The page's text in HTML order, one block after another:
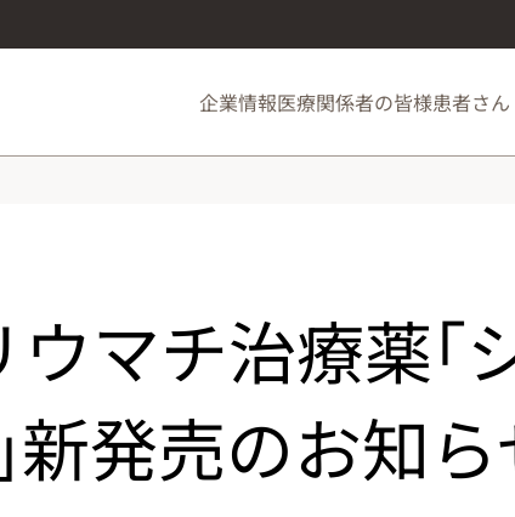
企業情報医療関係者の皆様患者さ
ウマチ治療薬｢
新発売のお知ら